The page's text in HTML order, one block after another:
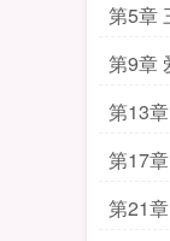
第5章
第9章
第13
第17
第21